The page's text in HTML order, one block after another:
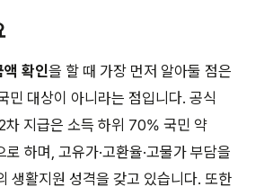
확인을 할 때 가장 먼저 알아둘 점은
민 대상이 아니라는 점입니다. 공식
차 지급은 소득 하위 70% 국민 약
하며, 고유가·고환율·고물가 부담을
생활지원 성격을 갖고 있습니다. 또한